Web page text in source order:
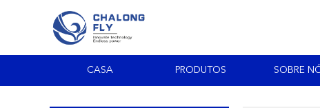
CASA PRODUTOS SOBRE